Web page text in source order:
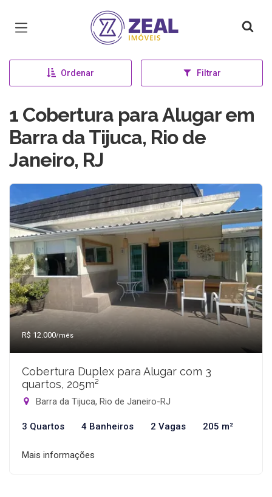
Página inicial
Ordenar Filtrar
1 Cobertura para Alugar em
Barra da Tijuca, Rio de
Janeiro, RJ
R$ 12.000/mês
Cobertura Duplex para Alugar com 3
quartos, 205m²
Barra da Tijuca, Rio de Janeiro-RJ
3 Quartos 4 Banheiros 2 Vagas 205 m²
Mais informações